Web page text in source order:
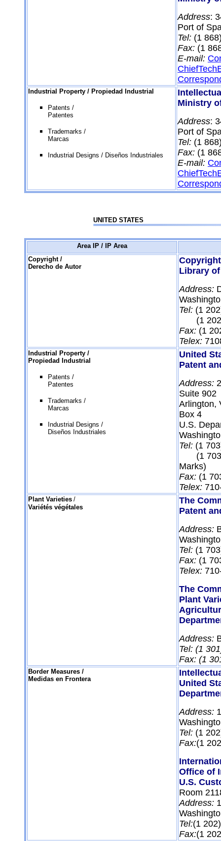
Address:
Port of
Tel: (1
Fax: (1
E-mail:
Industrial Property / Propiedad Industrial
Patents /
Patentes
Trademarks /
Marcas
Industrial Designs / Diseños Industriales
Ministry
Address:
Port of
Tel: (1
Fax: (1
E-mail:
UNITED STATES
Area IP / IP Area
Copyright /
Derecho de Autor
Library
Address:
Tel: (1
(1 202)
Fax: (1
Telex:
Industrial Property /
Propiedad Industrial
Patents /
Patentes
Trademarks /
Marcas
Industrial Designs /
Diseños Industriales
United
Patent
Address:
Suite 902
Arlington,
Box 4
U.S.
Tel: (1
(1 703)
Marks)
Fax: (1
Telex:
Plant Varieties /
Variétés végétales
The
Patent
Address:
Tel: (1
Fax: (1
Telex:
The
Plant
Address:
Tel: (1
Fax: (1
Border Measures /
Medidas en Frontera
United
Address:
Tel: (1
Fax:(1
Office of
U.S.
Room
Address:
Tel:(1
Fax:(1